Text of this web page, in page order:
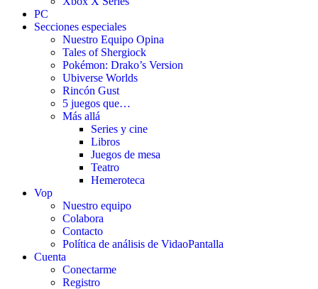
PC
Secciones especiales
Nuestro Equipo Opina
Tales of Shergiock
Pokémon: Drako’s Version
Ubiverse Worlds
Rincón Gust
5 juegos que…
Más allá
Series y cine
Libros
Juegos de mesa
Teatro
Hemeroteca
Vop
Nuestro equipo
Colabora
Contacto
Política de análisis de VidaoPantalla
Cuenta
Conectarme
Registro